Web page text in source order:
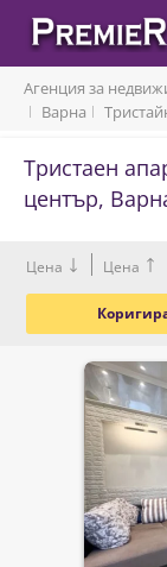
Агенция за
Варна
Тристаен
център,
Цена Цена